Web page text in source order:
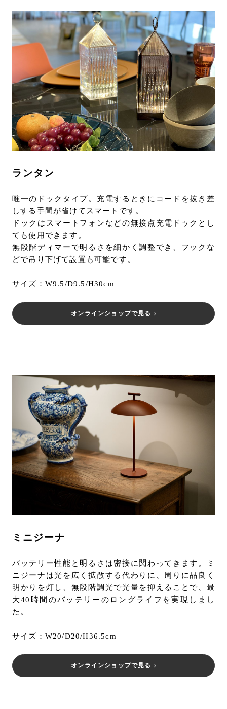
ランタン
唯一のドックタイプ。充電するときにコードを抜き差
しする手間が省けてスマートです。
ドックはスマートフォンなどの無接点充電ドックとし
ても使用できます。
無段階ディマーで明るさを細かく調整でき、フックな
どで吊り下げて設置も可能です。
サイズ：W9.5/D9.5/H30cm
オンラインショップで見る
ミニジーナ
バッテリー性能と明るさは密接に関わってきます。ミ
ニジーナは光を広く拡散する代わりに、周りに品良く
明かりを灯し、無段階調光で光量を抑えることで、最
大40時間のバッテリーのロングライフを実現しまし
た。
サイズ：W20/D20/H36.5cm
オンラインショップで見る